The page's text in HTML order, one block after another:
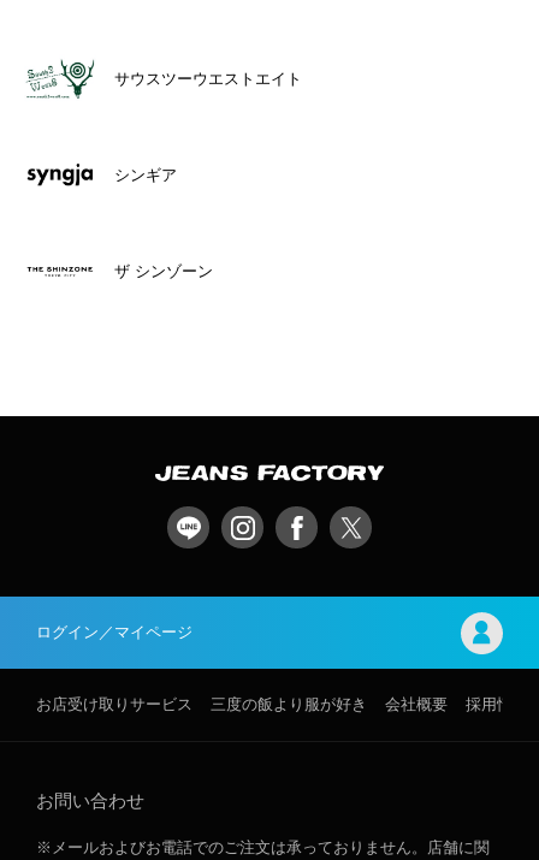
サウスツーウエストエイト
シンギア
ザ シンゾーン
ログイン／マイページ
お店受け取りサービス 三度の飯より服が好き 会社概要 採用情報
お問い合わせ
※メールおよびお電話でのご注文は承っておりません。店舗に関